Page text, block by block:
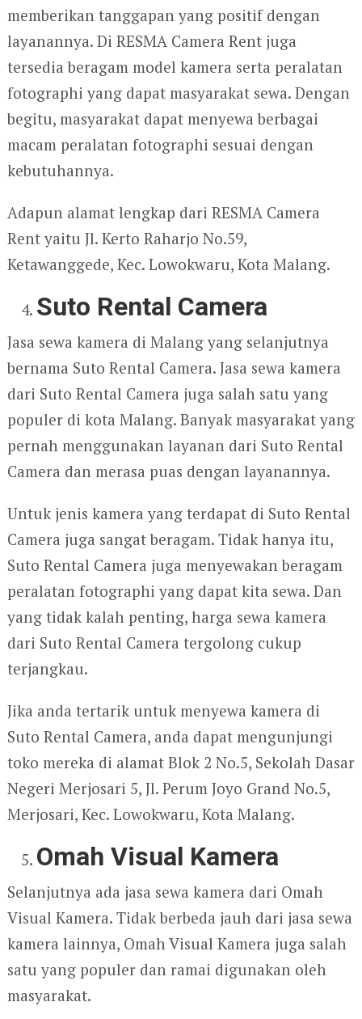
memberikan tanggapan yang positif dengan
layanannya. Di RESMA Camera Rent juga
tersedia beragam model kamera serta peralatan
fotographi yang dapat masyarakat sewa. Dengan
begitu, masyarakat dapat menyewa berbagai
macam peralatan fotographi sesuai dengan
kebutuhannya.
Adapun alamat lengkap dari RESMA Camera
Rent yaitu Jl. Kerto Raharjo No.59,
Ketawanggede, Kec. Lowokwaru, Kota Malang.
Suto Rental Camera
Jasa sewa kamera di Malang yang selanjutnya
bernama Suto Rental Camera. Jasa sewa kamera
dari Suto Rental Camera juga salah satu yang
populer di kota Malang. Banyak masyarakat yang
pernah menggunakan layanan dari Suto Rental
Camera dan merasa puas dengan layanannya.
Untuk jenis kamera yang terdapat di Suto Rental
Camera juga sangat beragam. Tidak hanya itu,
Suto Rental Camera juga menyewakan beragam
peralatan fotographi yang dapat kita sewa. Dan
yang tidak kalah penting, harga sewa kamera
dari Suto Rental Camera tergolong cukup
terjangkau.
Jika anda tertarik untuk menyewa kamera di
Suto Rental Camera, anda dapat mengunjungi
toko mereka di alamat Blok 2 No.5, Sekolah Dasar
Negeri Merjosari 5, Jl. Perum Joyo Grand No.5,
Merjosari, Kec. Lowokwaru, Kota Malang.
Omah Visual Kamera
Selanjutnya ada jasa sewa kamera dari Omah
Visual Kamera. Tidak berbeda jauh dari jasa sewa
kamera lainnya, Omah Visual Kamera juga salah
satu yang populer dan ramai digunakan oleh
masyarakat.